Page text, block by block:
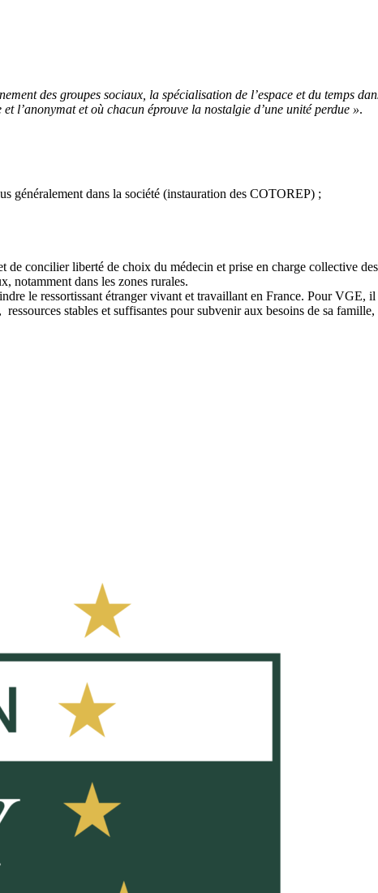
des groupes sociaux, la spécialisation de l’espace et du temps
l’anonymat et où chacun éprouve la nostalgie d’une unité perdue ».
généralement dans la société (instauration des COTOREP) ;
concilier liberté de choix du médecin et prise en charge collective
notamment dans les zones rurales.
le ressortissant étranger vivant et travaillant en France. Pour VGE,
stables et suffisantes pour subvenir aux besoins de sa